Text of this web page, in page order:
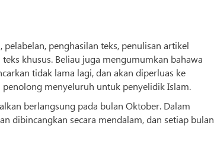
penghasilan teks, penulisan artikel
khusus. Beliau juga mengumumkan bahawa
tidak lama lagi, dan akan diperluas ke
menyeluruh untuk penyelidik Islam.
berlangsung pada bulan Oktober. Dalam
dibincangkan secara mendalam, dan setiap bulan